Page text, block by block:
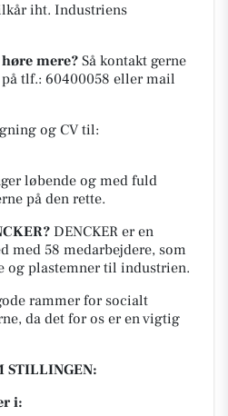
iht. Industriens
mere? Så kontakt gerne
tlf.: 60400058 eller mail
og CV til:
løbende og med fuld
på den rette.
DENCKER er en
med 58 medarbejdere, som
og plastemner til industrien.
rammer for socialt
da det for os er en vigtig
STILLINGEN:
i: